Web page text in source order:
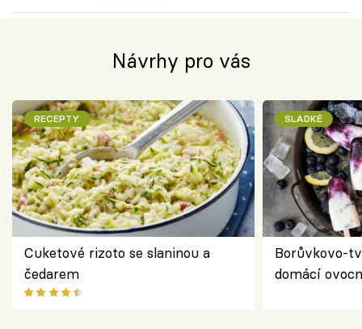
Návrhy pro vás
RECEPTY
Cuketové rizoto se slaninou a
čedarem
SLADKÉ
Borůvkovo-
domácí